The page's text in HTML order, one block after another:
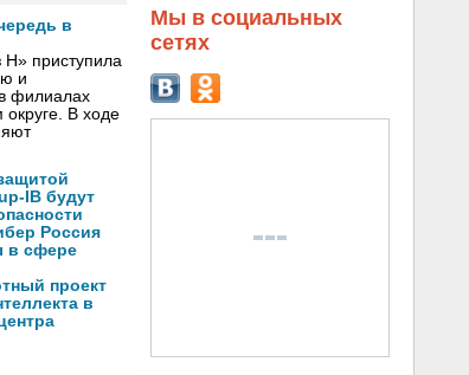
в
приступила
и
филиалах
В ходе
IB будут
Россия
в сфере
проект
в
Мы в социальных
сетях